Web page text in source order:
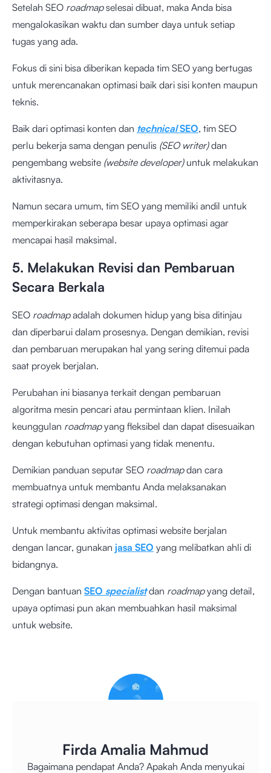
Setelah SEO roadmapselesai dibuat, maka Anda bisa
mengalokasikan waktu dan sumber daya untuk setiap
tugas yang ada.
Fokus di sini bisa diberikan kepada tim SEO yang bertugas
untuk merencanakan optimasi baik dari sisi konten maupun
teknis.
Baik dari optimasi konten dan technicalSEO, tim SEO
perlu bekerja sama dengan penulis (SEO writer)dan
pengembang website (website developer)untuk melakukan
aktivitasnya.
Namun secara umum, tim SEO yang memiliki andil untuk
memperkirakan seberapa besar upaya optimasi agar
mencapai hasil maksimal.
5. Melakukan Revisi dan Pembaruan
Secara Berkala
SEO roadmapadalah dokumen hidup yang bisa ditinjau
dan diperbarui dalam prosesnya. Dengan demikian, revisi
dan pembaruan merupakan hal yang sering ditemui pada
saat proyek berjalan.
Perubahan ini biasanya terkait dengan pembaruan
algoritma mesin pencari atau permintaan klien. Inilah
keunggulan roadmapyang fleksibel dan dapat disesuaikan
dengan kebutuhan optimasi yang tidak menentu.
Demikian panduan seputar SEO roadmapdan cara
membuatnya untuk membantu Anda melaksanakan
strategi optimasi dengan maksimal.
Untuk membantu aktivitas optimasi website berjalan
dengan lancar, gunakan jasa SEO yang melibatkan ahli di
bidangnya.
Dengan bantuan SEO specialistdan roadmapyang detail,
upaya optimasi pun akan membuahkan hasil maksimal
untuk website.
Firda Amalia Mahmud
Bagaimana pendapat Anda? Apakah Anda menyukai